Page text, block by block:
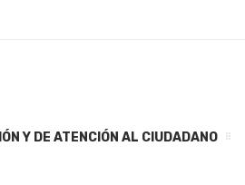
Y DE ATENCIÓN AL CIUDADANO